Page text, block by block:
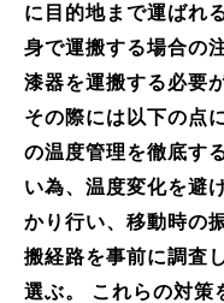
に目的地まで運ばれ
身で運搬する場合の
漆器を運搬する必要
その際には以下の点
の温度管理を徹底す
い為、温度変化を避
かり行い、移動時の
搬経路を事前に調査
選ぶ。 これらの対策